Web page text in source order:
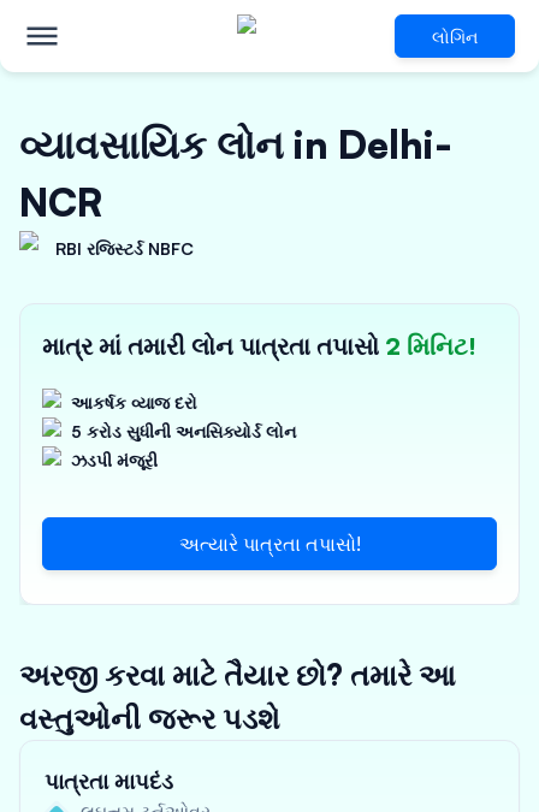
લોગિન
વ્યાવસાયિક લોન in Delhi-
NCR
RBI રજિસ્ટર્ડ NBFC
માત્ર માં તમારી લોન પાત્રતા તપાસો 2 મિનિટ!
આકર્ષક વ્યાજ દરો
5 કરોડ સુધીની અનસિક્યોર્ડ લોન
ઝડપી મંજૂરી
અત્યારે પાત્રતા તપાસો!
અરજી કરવા માટે તૈયાર છો? તમારે આ
વસ્તુઓની જરૂર પડશે
પાત્રતા માપદંડ